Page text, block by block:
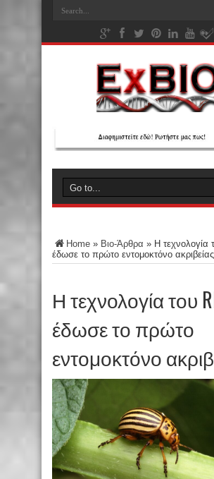
Home » Βιο-Άρθρα » Η τεχνολογία
έδωσε το πρώτο εντομοκτόνο ακριβείας
Η τεχνολογία του
έδωσε το πρώτο
εντομοκτόνο